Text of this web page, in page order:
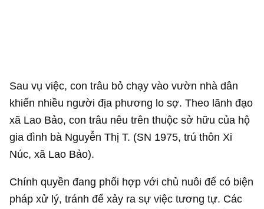
Sau vụ việc, con trâu bỏ chạy vào vườn nhà dân
khiến nhiều người địa phương lo sợ. Theo lãnh đạo
xã Lao Bảo, con trâu nêu trên thuộc sở hữu của hộ
gia đình bà Nguyễn Thị T. (SN 1975, trú thôn Xi
Núc, xã Lao Bảo).
Chính quyền đang phối hợp với chủ nuôi để có biện
pháp xử lý, tránh để xảy ra sự việc tương tự. Các